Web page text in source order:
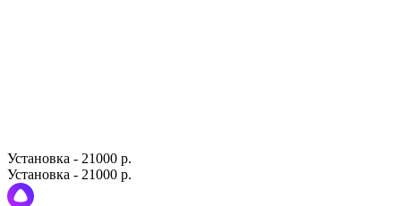
Установка - 21000 р.
Установка - 21000 р.